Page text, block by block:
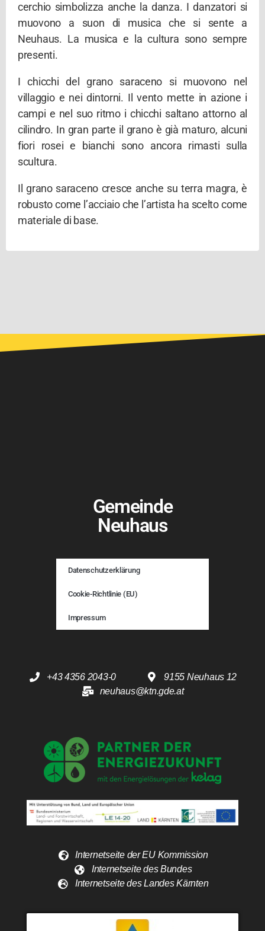
cerchio simbolizza anche la danza. I danzatori si
muovono a suon di musica che si sente a
Neuhaus. La musica e la cultura sono sempre
presenti.
I chicchi del grano saraceno si muovono nel
villaggio e nei dintorni. Il vento mette in azione i
campi e nel suo ritmo i chicchi saltano attorno al
cilindro. In gran parte il grano è già maturo, alcuni
fiori rosei e bianchi sono ancora rimasti sulla
scultura.
Il grano saraceno cresce anche su terra magra, è
robusto come l’acciaio che l’artista ha scelto come
materiale di base.
Gemeinde
Neuhaus
Datenschutzerklärung
Cookie-Richtlinie (EU)
Impressum
+43 4356 2043-0
9155 Neuhaus 12
neuhaus@ktn.gde.at
Internetseite der EU Kommission
Internetseite des Bundes
Internetseite des Landes Kärnten